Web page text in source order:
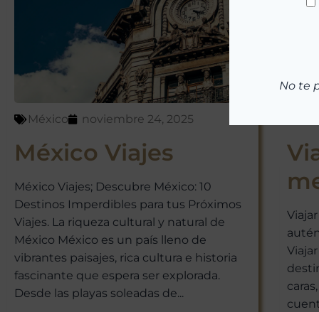
México noviembre 24, 2025
México Viajes
México Viajes; Descubre México: 10
Destinos Imperdibles para tus Próximos
Viajes. La riqueza cultural y natural de
México México es un país lleno de
vibrantes paisajes, rica cultura e historia
fascinante que espera ser explorada.
Desde las playas soleadas de...
No te